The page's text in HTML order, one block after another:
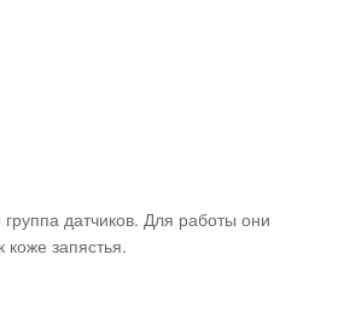
датчиков. Для работы они
запястья.